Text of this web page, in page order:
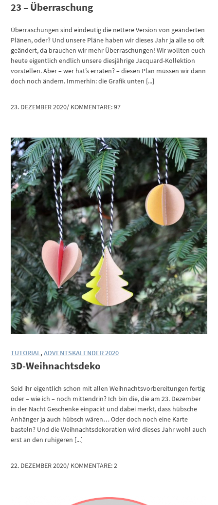
23 – Überraschung
Überraschungen sind eindeutig die nettere Version von geänderten
Plänen, oder? Und unsere Pläne haben wir dieses Jahr ja alle so oft
geändert, da brauchen wir mehr Überraschungen! Wir wollten euch
heute eigentlich endlich unsere diesjährige Jacquard-Kollektion
vorstellen. Aber – wer hat’s erraten? – diesen Plan müssen wir dann
doch noch ändern. Immerhin: die Grafik unten [...]
23. DEZEMBER 2020/ KOMMENTARE: 97
TUTORIAL,ADVENTSKALENDER 2020
3D-Weihnachtsdeko
Seid ihr eigentlich schon mit allen Weihnachtsvorbereitungen fertig
oder – wie ich – noch mittendrin? Ich bin die, die am 23. Dezember
in der Nacht Geschenke einpackt und dabei merkt, dass hübsche
Anhänger ja auch hübsch wären… Oder doch noch eine Karte
basteln? Und die Weihnachtsdekoration wird dieses Jahr wohl auch
erst an den ruhigeren [...]
22. DEZEMBER 2020/ KOMMENTARE: 2